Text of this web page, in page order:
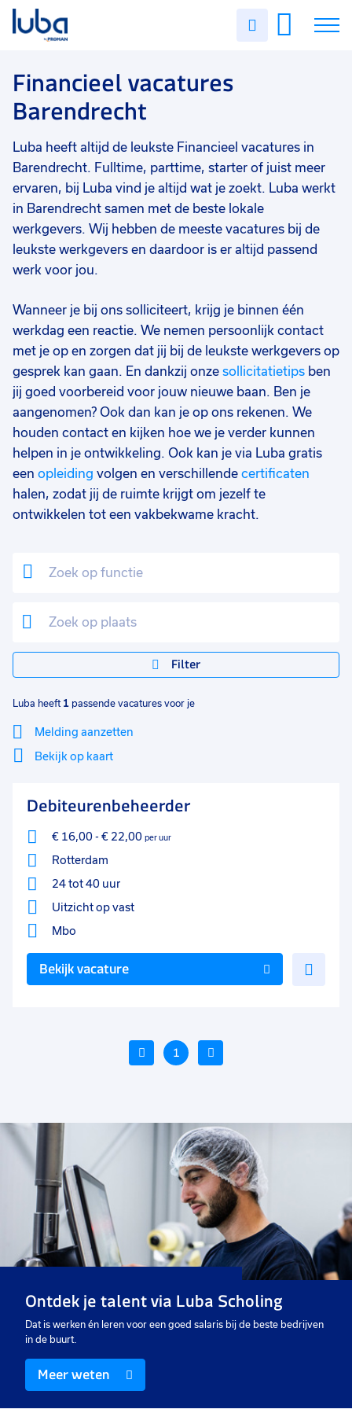
Uren
Vacatures
Over ons
Voor werkgevers
Contact
Financieel vacatures
Barendrecht
Luba heeft altijd de leukste Financieel vacatures in
Barendrecht. Fulltime, parttime, starter of juist meer
ervaren, bij Luba vind je altijd wat je zoekt. Luba werkt
in Barendrecht samen met de beste lokale
werkgevers. Wij hebben de meeste vacatures bij de
leukste werkgevers en daardoor is er altijd passend
werk voor jou.
Wanneer je bij ons solliciteert, krijg je binnen één
werkdag een reactie. We nemen persoonlijk contact
met je op en zorgen dat jij bij de leukste werkgevers op
gesprek kan gaan. En dankzij onze sollicitatietips ben
jij goed voorbereid voor jouw nieuwe baan. Ben je
aangenomen? Ook dan kan je op ons rekenen. We
houden contact en kijken hoe we je verder kunnen
helpen in je ontwikkeling. Ook kan je via Luba gratis
een opleiding volgen en verschillende certificaten
halen, zodat jij de ruimte krijgt om jezelf te
ontwikkelen tot een vakbekwame kracht.
Filter
Filter vacatures
Vakgebied 0
Financieel
Opleidingsniveau
Uitzicht op vast 1
Uren per week
37 - 40+ uur 1
17 - 24 uur
Luba heeft 1 passende vacatures voor je
Melding aanzetten
Bekijk op kaart
Filter
Sluiten
Debiteurenbeheerder
€ 16,00- € 22,00 per uur
Rotterdam
24 tot 40 uur
Uitzicht op vast
Mbo
Bekijk vacature
Vorige
1
Voeg
toe
aan
favorieten
Debiteurenbeheerder
24 tot 40 uur
Uitzicht op vast
Ontdek je talent via Luba Scholing
Dat is werken én leren voor een goed salaris bij de beste bedrijven
in de buurt.
Meer weten